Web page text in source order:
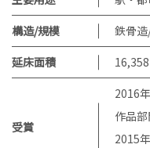
構造/規模
鉄骨
延床面積
16,358
受賞
2016
作品
2015